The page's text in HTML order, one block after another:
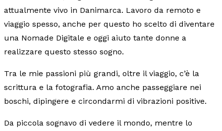
attualmente vivo in Danimarca. Lavoro da remoto e
viaggio spesso, anche per questo ho scelto di diventare
una Nomade Digitale e oggi aiuto tante donne a
realizzare questo stesso sogno.
Tra le mie passioni più grandi, oltre il viaggio, c’è la
scrittura e la fotografia. Amo anche passeggiare nei
boschi, dipingere e circondarmi di vibrazioni positive.
Da piccola sognavo di vedere il mondo, mentre lo